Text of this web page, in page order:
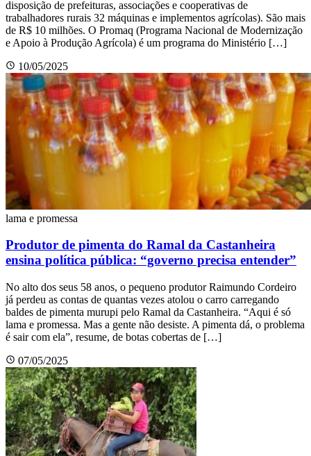
disposição de prefeituras, associações e cooperativas de
trabalhadores rurais 32 máquinas e implementos agrícolas). São mais
de R$ 10 milhões. O Promaq (Programa Nacional de Modernização
e Apoio à Produção Agrícola) é um programa do Ministério […]
10/05/2025
lama e promessa
Produtor de pimenta do Ramal da Castanheira
ensina política pública: “governo precisa entender”
No alto dos seus 58 anos, o pequeno produtor Raimundo Cordeiro
já perdeu as contas de quantas vezes atolou o carro carregando
baldes de pimenta murupi pelo Ramal da Castanheira. “Aqui é só
lama e promessa. Mas a gente não desiste. A pimenta dá, o problema
é sair com ela”, resume, de botas cobertas de […]
07/05/2025